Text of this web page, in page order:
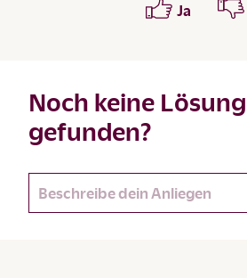
Ja
Noch keine Lösung
gefunden?